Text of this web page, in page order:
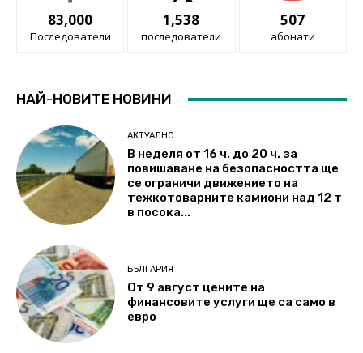
83,000
Последователи
1,538
последователи
507
абонати
НАЙ-НОВИТЕ НОВИНИ
АКТУАЛНО
В неделя от 16 ч. до 20 ч. за
повишаване на безопасността ще
се ограничи движението на
тежкотоварните камиони над 12 т
в посока...
БЪЛГАРИЯ
От 9 август цените на
финансовите услуги ще са само в
евро